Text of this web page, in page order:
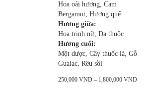
Hoa oải hương, Cam
Bergamot, Hương quế
Hương giữa:
Hoa trinh nữ, Da thuộc
Hương cuối:
Một dược, Cây thuốc lá, Gỗ
Guaiac, Rêu sồi
250,000 VND – 1,800,000 VND